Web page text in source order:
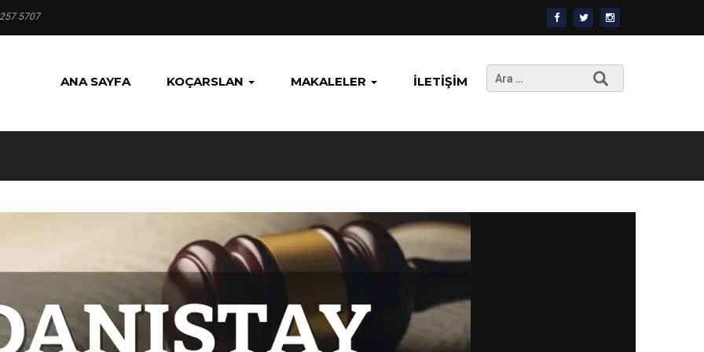
5707
ANA SAYFA KOÇARSLAN MAKALELER İLETIŞIM
Arama: